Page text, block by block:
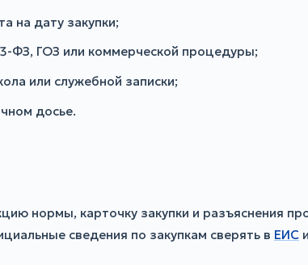
на дату закупки;
ФЗ, ГОЗ или коммерческой процедуры;
или служебной записки;
досье.
нормы, карточку закупки и разъяснения
сведения по закупкам сверять в ЕИС